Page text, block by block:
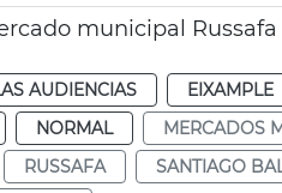
municipal Russafa
AUDIENCIAS EIXAMPLE
NORMAL MERCADOS
RUSSAFA SANTIAGO